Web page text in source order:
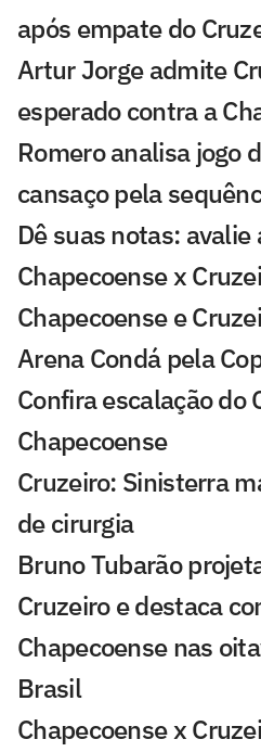
após empate do
Artur Jorge admite
esperado contra a
Romero analisa jogo
cansaço pela
Dê suas notas:
Chapecoense x
Chapecoense e
Arena Condá pela
Confira escalação do
Chapecoense
Cruzeiro: Sinisterra
de cirurgia
Bruno Tubarão
Cruzeiro e destaca
Chapecoense nas
Brasil
Chapecoense x